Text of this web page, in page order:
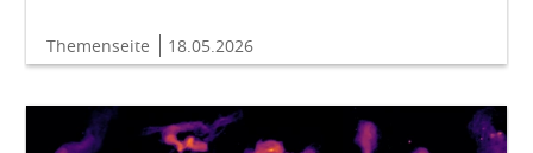
Themenseite 18.05.2026